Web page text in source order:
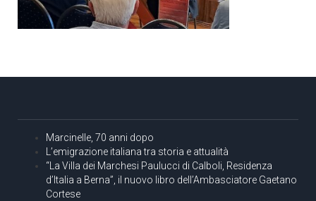
Marcinelle, 70 anni dopo
L’emigrazione italiana tra storia e attualità
“La Villa dei Marchesi Paulucci di Calboli, Residenza
d’Italia a Berna”, il nuovo libro dell’Ambasciatore Gaetano
Cortese